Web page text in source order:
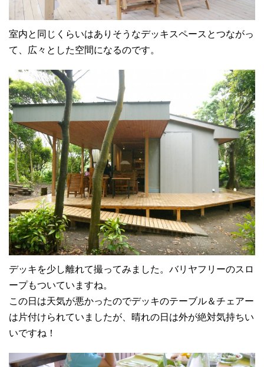
室内と同じくらいはありそうなデッキスペースとつながっ
て、広々とした空間になるのです。
デッキを少し離れて撮ってみました。バリヤフリーのスロ
ープもついていますね。
この日は天気が悪かったのでデッキのテーブル＆チェアー
は片付けられていましたが、晴れの日は外が絶対気持ちい
いですね！